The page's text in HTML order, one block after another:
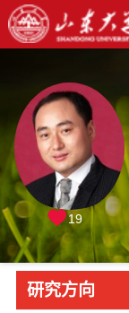
19
研究方向